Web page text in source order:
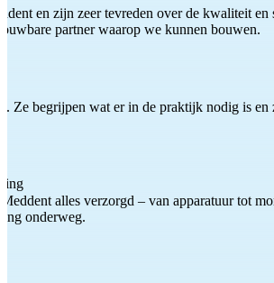
en zijn zeer tevreden over de kwaliteit
partner waarop we kunnen bouwen.
Ze begrijpen wat er in de praktijk nodig is
alles verzorgd – van apparatuur tot
onderweg.